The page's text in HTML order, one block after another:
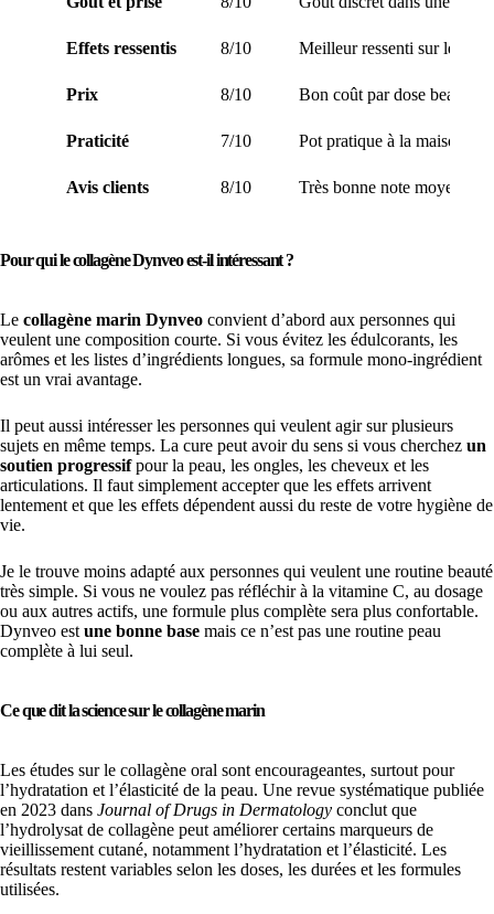
Effets ressentis 8/10 Meilleur ressenti sur les
Prix 8/10 Bon coût par dose beauté,
Praticité 7/10 Pot pratique à la maison
Avis clients 8/10 Très bonne note moyenne
Pour qui le collagène Dynveo est-il intéressant ?
Le collagène marin Dynveo convient d’abord aux personnes qui
veulent une composition courte. Si vous évitez les édulcorants, les
arômes et les listes d’ingrédients longues, sa formule mono-ingrédient
est un vrai avantage.
Il peut aussi intéresser les personnes qui veulent agir sur plusieurs
sujets en même temps. La cure peut avoir du sens si vous cherchez un
soutien progressifpour la peau, les ongles, les cheveux et les
articulations. Il faut simplement accepter que les effets arrivent
lentement et que les effets dépendent aussi du reste de votre hygiène de
vie.
Je le trouve moins adapté aux personnes qui veulent une routine beauté
très simple. Si vous ne voulez pas réfléchir à la vitamine C, au dosage
ou aux autres actifs, une formule plus complète sera plus confortable.
Dynveo est une bonne base mais ce n’est pas une routine peau
complète à lui seul.
Ce que dit la science sur le collagène marin
Les études sur le collagène oral sont encourageantes, surtout pour
l’hydratation et l’élasticité de la peau. Une revue systématique publiée
en 2023 dans Journal of Drugs in Dermatology conclut que
l’hydrolysat de collagène peut améliorer certains marqueurs de
vieillissement cutané, notamment l’hydratation et l’élasticité. Les
résultats restent variables selon les doses, les durées et les formules
utilisées.